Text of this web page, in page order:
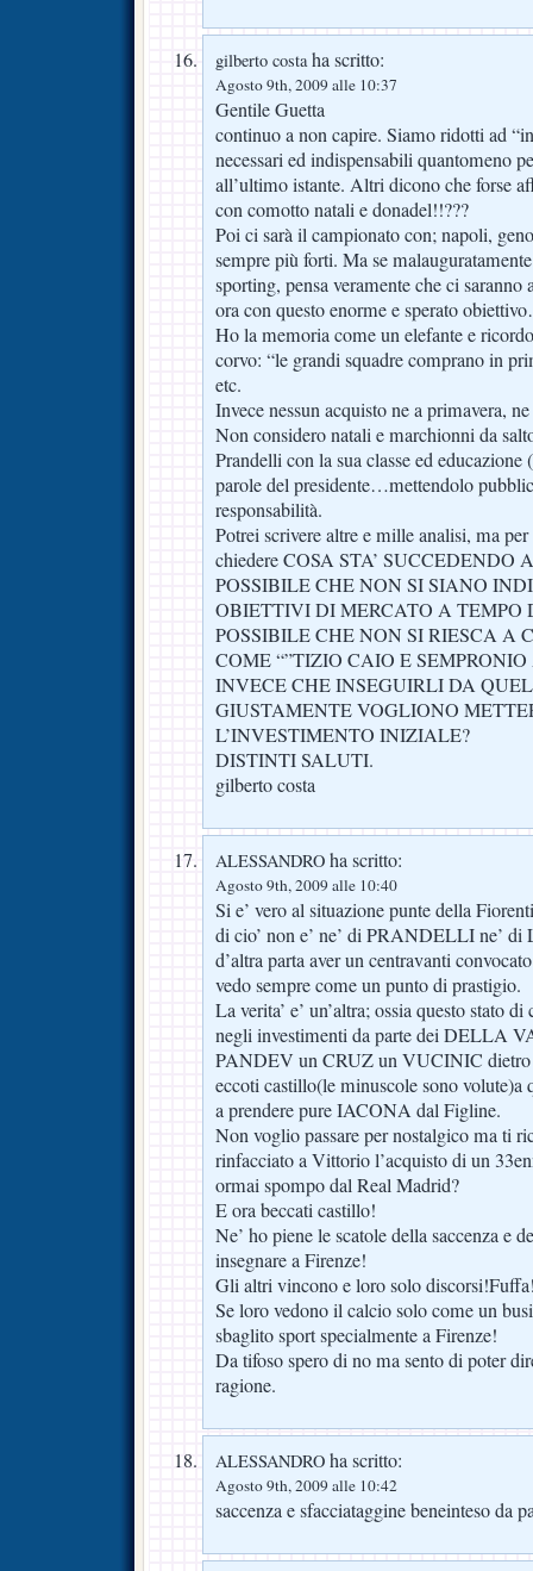
gilberto costaha scritto:
Agosto 9th, 2009 alle 10:37
Gentile Guetta
continuo a non capire. Siamo ridotti ad
necessari ed indispensabili quantomeno
all’ultimo istante. Altri dicono che forse
con comotto natali e donadel!!???
Poi ci sarà il campionato con; napoli,
sempre più forti. Ma se
sporting, pensa veramente che ci
ora con questo enorme e sperato
Ho la memoria come un elefante e
corvo: “le grandi squadre comprano in
etc.
Invece nessun acquisto ne a primavera,
Non considero natali e marchionni da
Prandelli con la sua classe ed
parole del presidente…mettendolo
responsabilità.
Potrei scrivere altre e mille analisi, ma
chiedere COSA STA’
POSSIBILE CHE NON SI SIANO
OBIETTIVI DI MERCATO A TEMPO
POSSIBILE CHE NON SI RIESCA A
COME “”TIZIO CAIO E
INVECE CHE INSEGUIRLI DA
GIUSTAMENTE VOGLIONO
L’INVESTIMENTO INIZIALE?
DISTINTI SALUTI.
gilberto costa
ALESSANDRO ha scritto:
Agosto 9th, 2009 alle 10:40
Si e’ vero al situazione punte della
di cio’ non e’ ne’ di PRANDELLI ne’ di
d’altra parta aver un centravanti
vedo sempre come un punto di prastigio.
La verita’ e’ un’altra; ossia questo stato
negli investimenti da parte dei DELLA
PANDEV un CRUZ un VUCINIC dietro
eccoti castillo(le minuscole sono volute)a
a prendere pure IACONA dal Figline.
Non voglio passare per nostalgico ma ti
rinfacciato a Vittorio l’acquisto di un
ormai spompo dal Real Madrid?
E ora beccati castillo!
Ne’ ho piene le scatole della saccenza e
insegnare a Firenze!
Gli altri vincono e loro solo
Se loro vedono il calcio solo come un
sbaglito sport specialmente a Firenze!
Da tifoso spero di no ma sento di poter
ragione.
ALESSANDRO ha scritto:
Agosto 9th, 2009 alle 10:42
saccenza e sfacciataggine beneinteso da